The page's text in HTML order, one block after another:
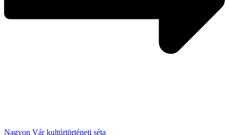
Nagyon Vár kultúrtörténeti séta